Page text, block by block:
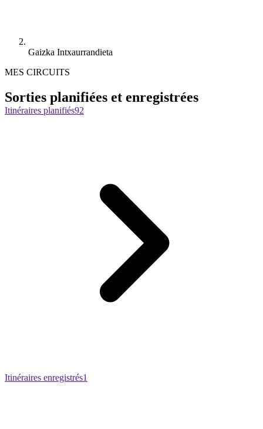
Gaizka Intxaurrandieta
MES CIRCUITS
Sorties planifiées et enregistrées
Itinéraires planifiés92
Itinéraires enregistrés1